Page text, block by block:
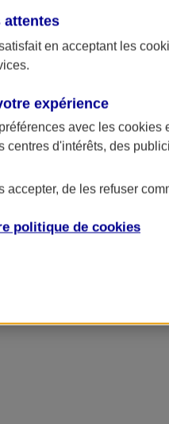
attentes
en acceptant les
expérience
avec les cookies
centres d'intérêts, des
accepter, de les refuser
politique de cookies